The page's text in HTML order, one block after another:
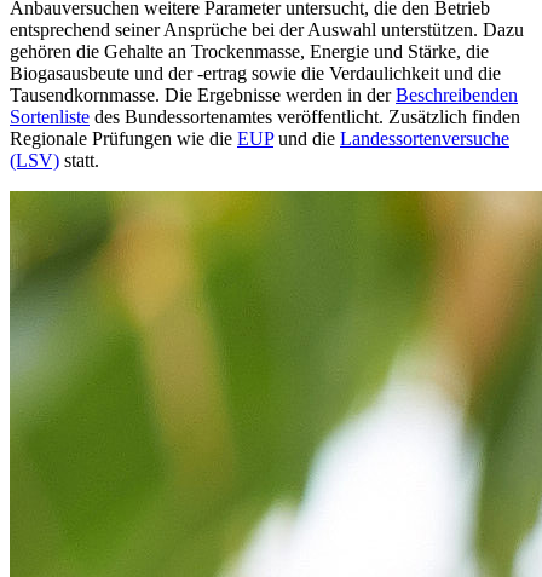
Anbauversuchen weitere Parameter untersucht, die den Betrieb
entsprechend seiner Ansprüche bei der Auswahl unterstützen. Dazu
gehören die Gehalte an Trockenmasse, Energie und Stärke, die
Biogasausbeute und der -ertrag sowie die Verdaulichkeit und die
Tausendkornmasse. Die Ergebnisse werden in derBeschreibenden
Sortenliste des Bundessortenamtes veröffentlicht. Zusätzlich finden
Regionale Prüfungen wie die EUPund die Landessortenversuche
(LSV) statt.